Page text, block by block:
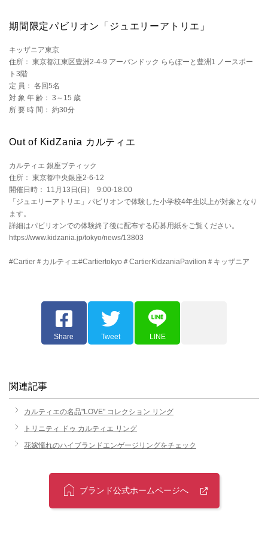
期間限定パビリオン「ジュエリーアトリエ」
キッザニア東京
住所： 東京都江東区豊洲2-4-9 アーバンドック ららぽーと豊洲1 ノースポー
ト3階
定 員： 各回5名
対 象 年 齢： 3～15 歳
所 要 時 間： 約30分
Out of KidZania カルティエ
カルティエ 銀座ブティック
住所： 東京都中央銀座2-6-12
開催日時： 11月13日(日) 9:00-18:00
「ジュエリーアトリエ」パビリオンで体験した小学校4年生以上が対象となり
ます。
詳細はパビリオンでの体験終了後に配布する応募用紙をご覧ください。
https://www.kidzania.jp/tokyo/news/13803
#Cartier＃カルティエ#Cartiertokyo＃CartierKidzaniaPavilion＃キッザニア
Share Tweet LINE
関連記事
カルティエの名品"LOVE" コレクション リング
トリニティ ドゥ カルティエ リング
花嫁憧れのハイブランドエンゲージリングをチェック
ブランド公式ホームページへ